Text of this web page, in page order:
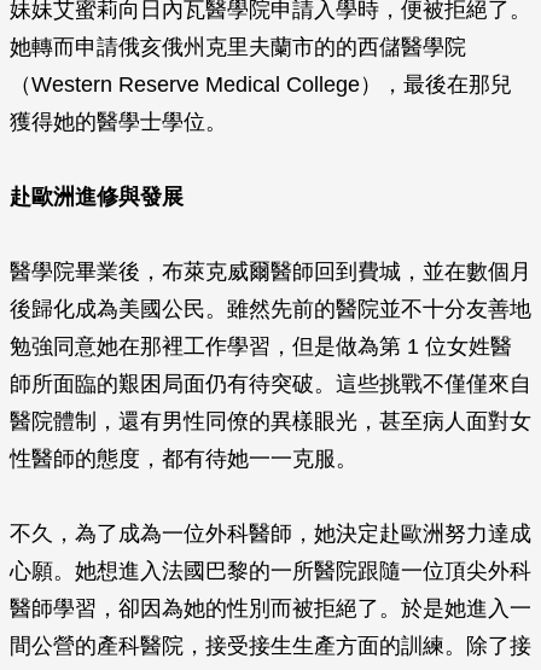
妹妹艾蜜莉向日內瓦醫學院申請入學時，便被拒絕了。
她轉而申請俄亥俄州克里夫蘭市的的西儲醫學院
（Western Reserve Medical College），最後在那兒
獲得她的醫學士學位。
赴歐洲進修與發展
醫學院畢業後，布萊克威爾醫師回到費城，並在數個月
後歸化成為美國公民。雖然先前的醫院並不十分友善地
勉強同意她在那裡工作學習，但是做為第 1 位女姓醫
師所面臨的艱困局面仍有待突破。這些挑戰不僅僅來自
醫院體制，還有男性同僚的異樣眼光，甚至病人面對女
性醫師的態度，都有待她一一克服。
不久，為了成為一位外科醫師，她決定赴歐洲努力達成
心願。她想進入法國巴黎的一所醫院跟隨一位頂尖外科
醫師學習，卻因為她的性別而被拒絕了。於是她進入一
間公營的產科醫院，接受接生生產方面的訓練。除了接